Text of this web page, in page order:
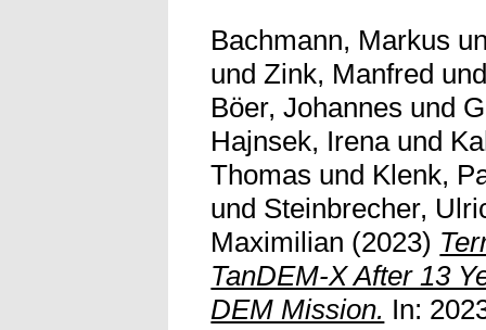
Bachmann, Markus
undZink, Manfred
Böer, Johannes und
Hajnsek, Irenaund
Thomas und Klenk,
und Steinbrecher,
Maximilian (2023)
TanDEM-X After 13
DEM Mission. In: